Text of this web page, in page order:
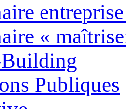
«
Publiques